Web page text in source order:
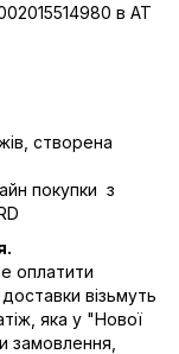
в АТ
створена
покупки з
оплатити
візьмуть
яка у "Нової
замовлення,